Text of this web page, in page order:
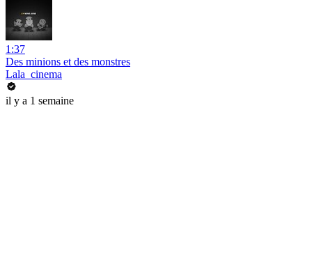
1:37
Des minions et des monstres
Lala_cinema
il y a 1 semaine